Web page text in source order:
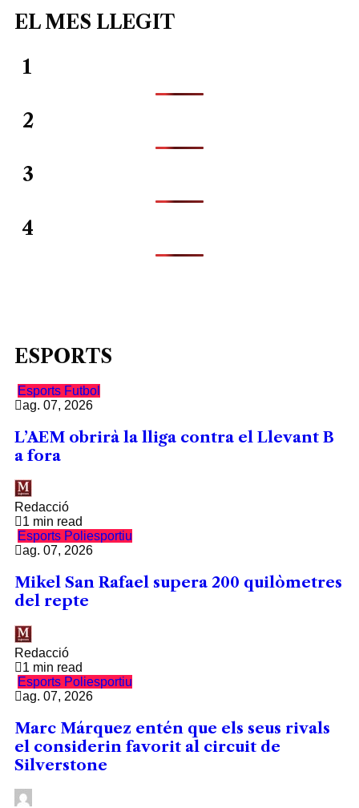
EL MES LLEGIT
1
2
3
4
ESPORTS
Esports Futbol
ag. 07, 2026
L’AEM obrirà la lliga contra el Llevant B
a fora
Redacció
1 min read
Esports Poliesportiu
ag. 07, 2026
Mikel San Rafael supera 200 quilòmetres
del repte
Redacció
1 min read
Esports Poliesportiu
ag. 07, 2026
Marc Márquez entén que els seus rivals
el considerin favorit al circuit de
Silverstone